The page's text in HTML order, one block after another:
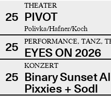
25
THEATER
PIVOT
Polivka/Hafner/Koch
25 PERFORMANCE, TANZ,
EYES ON 2026
25
KONZERT
Binary Sunset
Pixxies + Sodl